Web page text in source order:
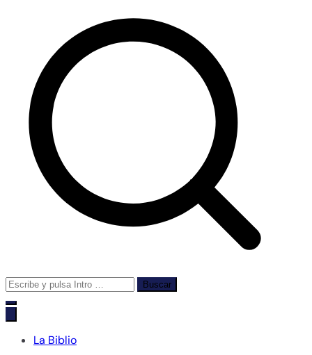
Buscar:
La Biblio